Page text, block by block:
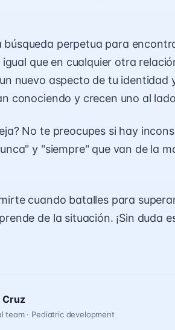
búsqueda perpetua para
que en cualquier otra
nuevo aspecto de tu identidad
conociendo y crecen uno al
No te preocupes si hay
y "siempre" que van de la
cuando batalles para
de la situación. ¡Sin duda
Cruz
team · Pediatric development